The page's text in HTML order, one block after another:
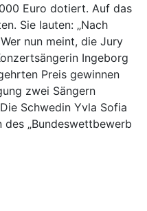
Euro dotiert. Auf das
Sie lauten: „Nach
nun meint, die Jury
Ingeborg
Preis gewinnen
zwei Sängern
Schwedin Yvla Sofia
„Bundeswettbewerb